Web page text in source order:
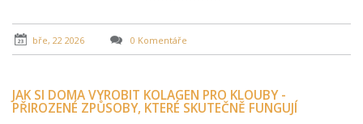
bře, 22 2026 0 Komentáře
JAK SI DOMA VYROBIT KOLAGEN PRO KLOUBY -
PŘIROZENÉ ZPŮSOBY, KTERÉ SKUTEČNĚ FUNGUJÍ